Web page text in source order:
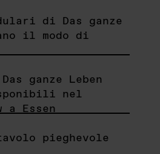
di Das ganze
il modo di
ganze Leben
nel
a Essen
pieghevole